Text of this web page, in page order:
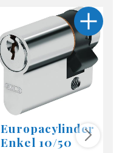
Europacylinder
Enkel 10/50